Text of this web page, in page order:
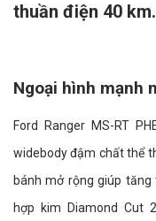
thuần điện 40 km.
Ngoại hình mạnh
Ford Ranger MS-RT
widebody đậm chất thể
bánh mở rộng giúp
hợp kim Diamond Cut